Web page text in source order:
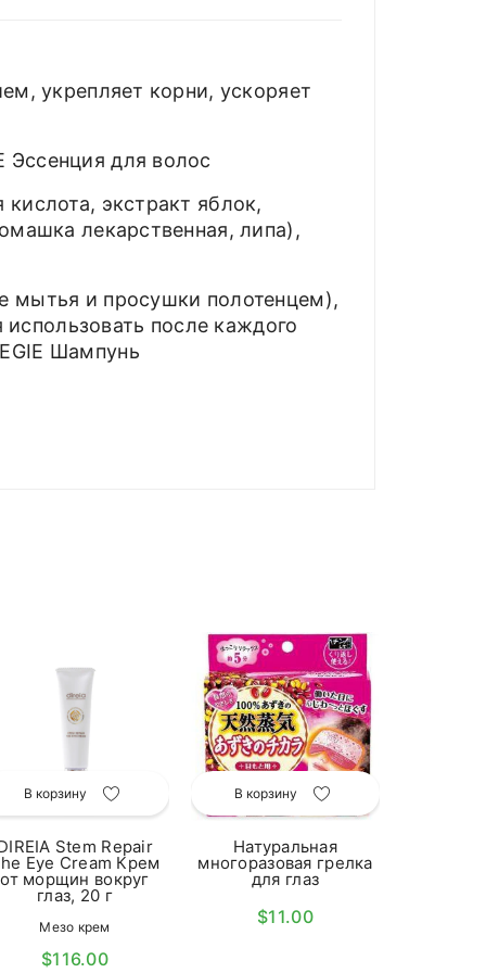
укрепляет корни, ускоряет
Эссенция для волос
экстракт яблок,
лекарственная, липа),
мытья и просушки полотенцем),
после каждого
Шампунь
В корзину
Stem Repair
Eye Cream Крем
от морщин вокруг
глаз, 20 г
Мезо крем
$116.00
В корзину
Натуральная
многоразовая грелка
для глаз
$11.00